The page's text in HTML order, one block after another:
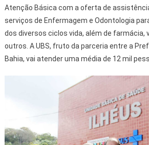
Atenção Básica com a oferta de
serviços de Enfermagem e Odontologia
dos diversos ciclos vida, além de farmácia,
outros. A UBS, fruto da parceria entre a
Bahia, vai atender uma média de 12 mil